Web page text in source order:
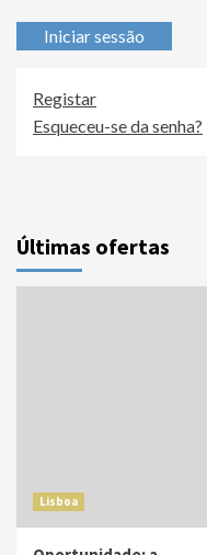
Iniciar sessão
Registar
Esqueceu-se da senha?
Últimas ofertas
Lisboa